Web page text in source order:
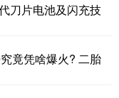
刀片电池及闪充技
竟凭啥爆火? 二胎